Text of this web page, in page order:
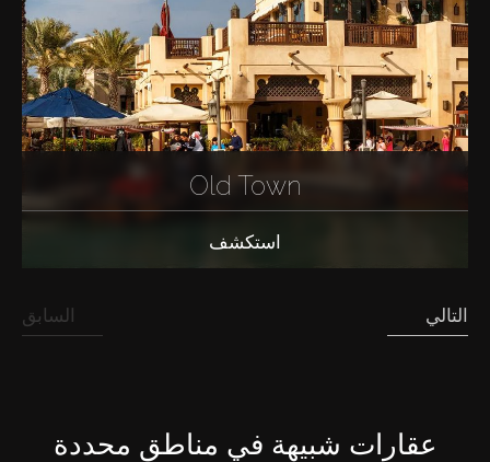
Old Town
استكشف
السابق التالي
عقارات شبيهة في مناطق محددة